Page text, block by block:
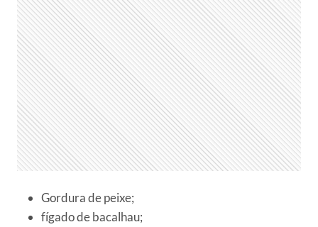
Gordura de peixe;
fígado de bacalhau;